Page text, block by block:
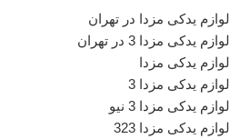
تعداد در بسته بندی
مناسب برای
لوازم یدکی مزدا در تهران
لوازم یدکی مزدا 3 در تهران
لوازم یدکی مزدا
لوازم یدکی مزدا 3
لوازم یدکی مزدا 3 نیو
لوازم یدکی مزدا 323